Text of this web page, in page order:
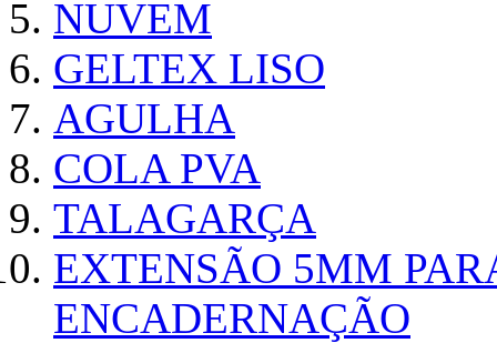
NUVEM
GELTEX LISO
AGULHA
COLA PVA
TALAGARÇA
EXTENSÃO 5MM
ENCADERNAÇÃO